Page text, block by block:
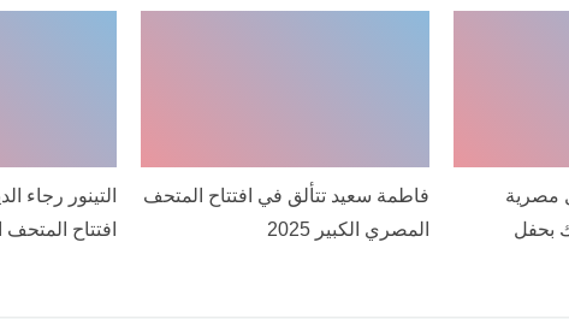
مصرية
بحفل
فاطمة سعيد تتألق في افتتاح المتحف
المصري الكبير 2025
التينور رجاء
افتتاح